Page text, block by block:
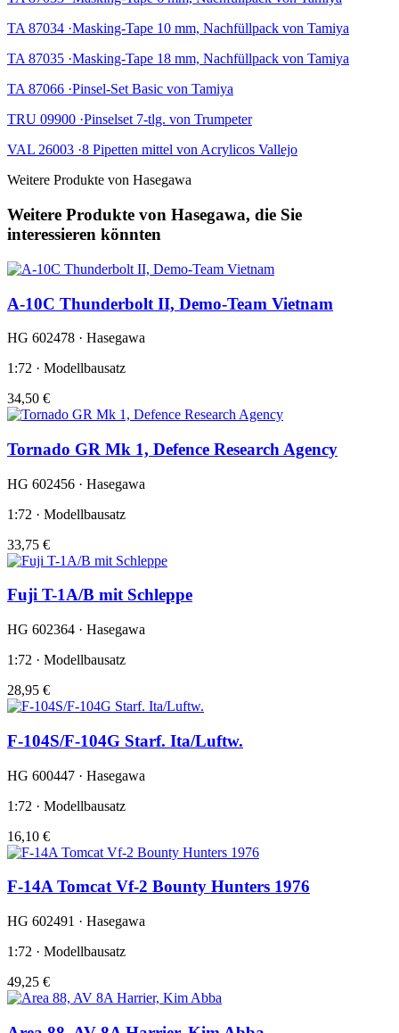
TA 87034 ·Masking-Tape 10 mm, Nachfüllpack von Tamiya
TA 87035 ·Masking-Tape 18 mm, Nachfüllpack von Tamiya
TA 87066 ·Pinsel-Set Basic von Tamiya
TRU 09900 ·Pinselset 7-tlg. von Trumpeter
VAL 26003 ·8 Pipetten mittel von Acrylicos Vallejo
Weitere Produkte von Hasegawa
Weitere Produkte von Hasegawa, die Sie
interessieren könnten
A-10C Thunderbolt II, Demo-Team Vietnam
HG 602478 · Hasegawa
1:72 · Modellbausatz
34,50 €
Tornado GR Mk 1, Defence Research Agency
HG 602456 · Hasegawa
1:72 · Modellbausatz
33,75 €
Fuji T-1A/B mit Schleppe
HG 602364 · Hasegawa
1:72 · Modellbausatz
28,95 €
F-104S/F-104G Starf. Ita/Luftw.
HG 600447 · Hasegawa
1:72 · Modellbausatz
16,10 €
F-14A Tomcat Vf-2 Bounty Hunters 1976
HG 602491 · Hasegawa
1:72 · Modellbausatz
49,25 €